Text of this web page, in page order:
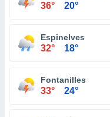
36° 20°
Espinelves
32° 18°
Fontanilles
33° 24°